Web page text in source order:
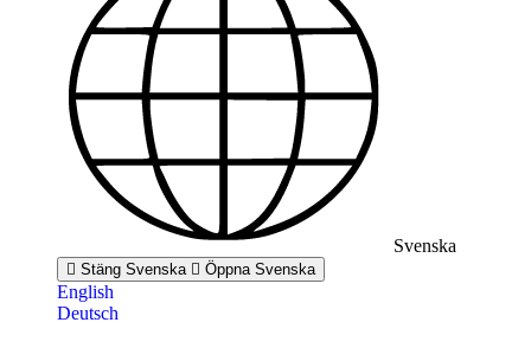
Svenska
Stäng Svenska Öppna Svenska
English
Deutsch